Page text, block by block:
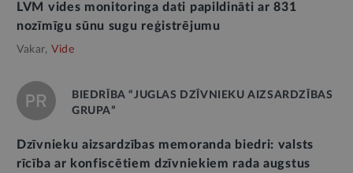
LVM vides monitoringa dati papildināti ar 831
nozīmīgu sūnu sugu reģistrējumu
Vakar, Vide
BIEDRĪBA “JUGLAS DZĪVNIEKU AIZSARDZĪBAS
GRUPA”
Dzīvnieku aizsardzības memoranda biedri: valsts
rīcība ar konfiscētiem dzīvniekiem rada augstus